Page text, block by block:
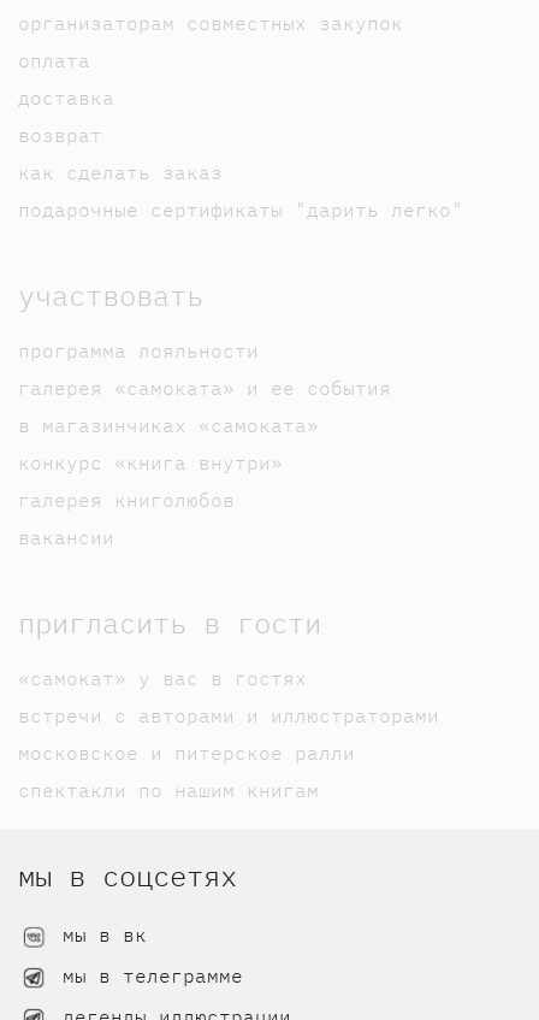
организаторам совместных закупок
оплата
доставка
возврат
как сделать заказ
подарочные сертификаты "дарить легко"
участвовать
программа лояльности
галерея «самоката» и ее события
в магазинчиках «самоката»
конкурс «книга внутри»
галерея книголюбов
вакансии
пригласить в гости
«самокат» у вас в гостях
встречи с авторами и иллюстраторами
московское и питерское ралли
спектакли по нашим книгам
мы в соцсетях
мы в вк
мы в телеграмме